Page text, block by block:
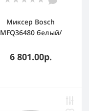
Миксер Bosch
MFQ36480 белый/
0.6 л, 5 скоростей
6 801.00р.